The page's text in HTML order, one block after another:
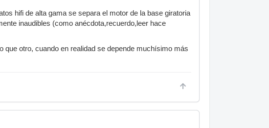
hifi de alta gama se separa el motor de la base giratoria
inaudibles (como anécdota,recuerdo,leer hace
que otro, cuando en realidad se depende muchísimo más